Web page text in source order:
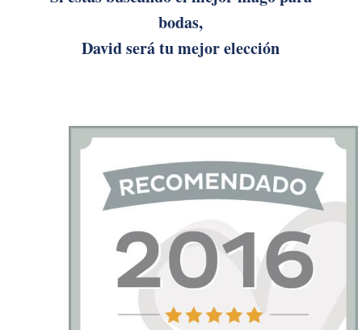
bodas,
David será tu mejor elección